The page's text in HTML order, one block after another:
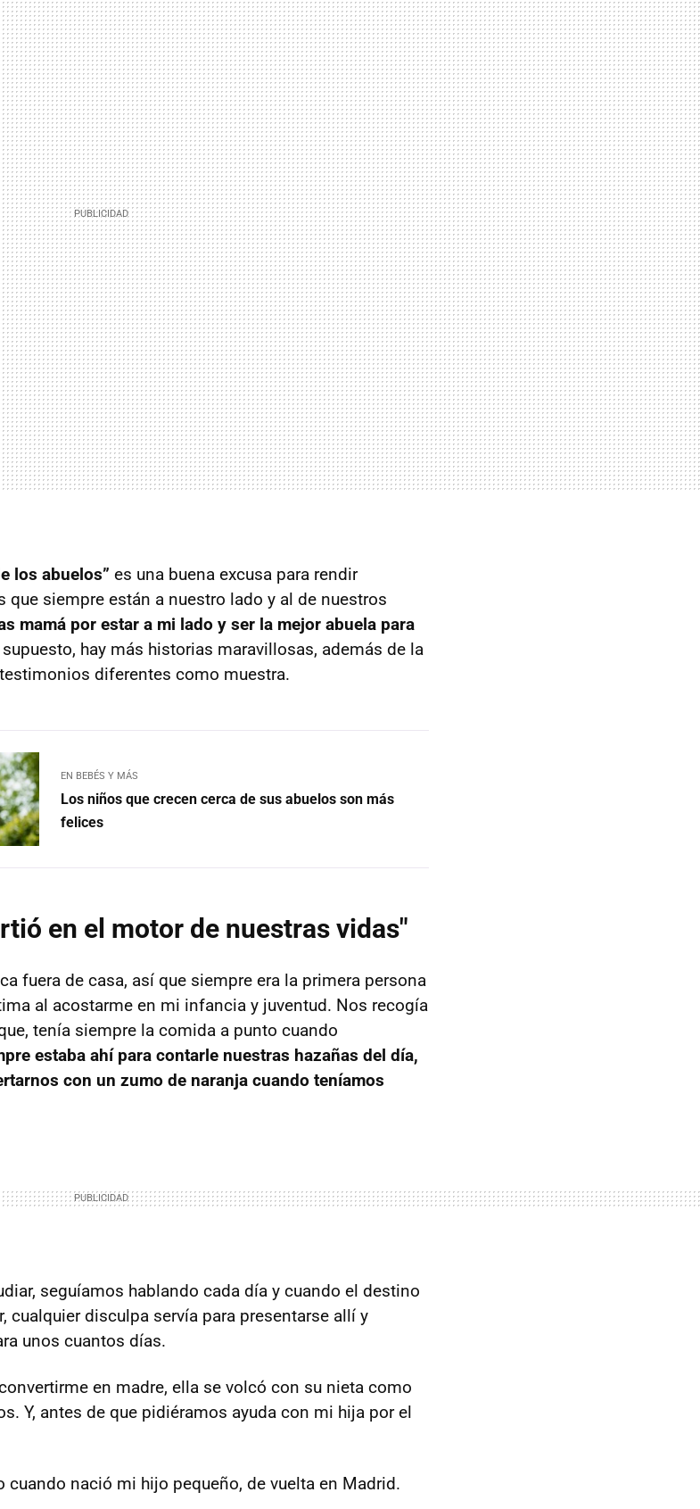
los abuelos” es una buena excusa para rendir
que siempre están a nuestro lado y al de nuestros
mamá por estar a mi lado y ser la mejor abuela para
supuesto, hay más historias maravillosas, además de la
diferentes como muestra.
EN BEBÉS Y MÁS
Los niños que crecen cerca de sus abuelos son más
felices
en el motor de nuestras vidas"
fuera de casa, así que siempre era la primera persona
al acostarme en mi infancia y juventud. Nos recogía
tenía siempre la comida a punto cuando
estaba ahí para contarle nuestras hazañas del día,
con un zumo de naranja cuando teníamos
seguíamos hablando cada día y cuando el destino
cualquier disculpa servía para presentarse allí y
unos cuantos días.
en madre, ella se volcó con su nieta como
Y, antes de que pidiéramos ayuda con mi hija por el
cuando nació mi hijo pequeño, de vuelta en Madrid.